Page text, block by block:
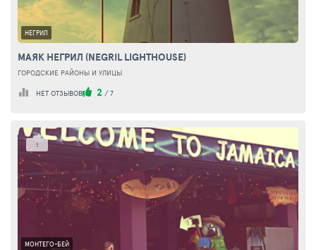
НЕГРИЛ
МАЯК НЕГРИЛ (NEGRIL LIGHTHOUSE)
ГОРОДСКИЕ РАЙОНЫ И УЛИЦЫ
НЕТ ОТЗЫВОВ 2 / 7
1
МОНТЕГО-БЕЙ